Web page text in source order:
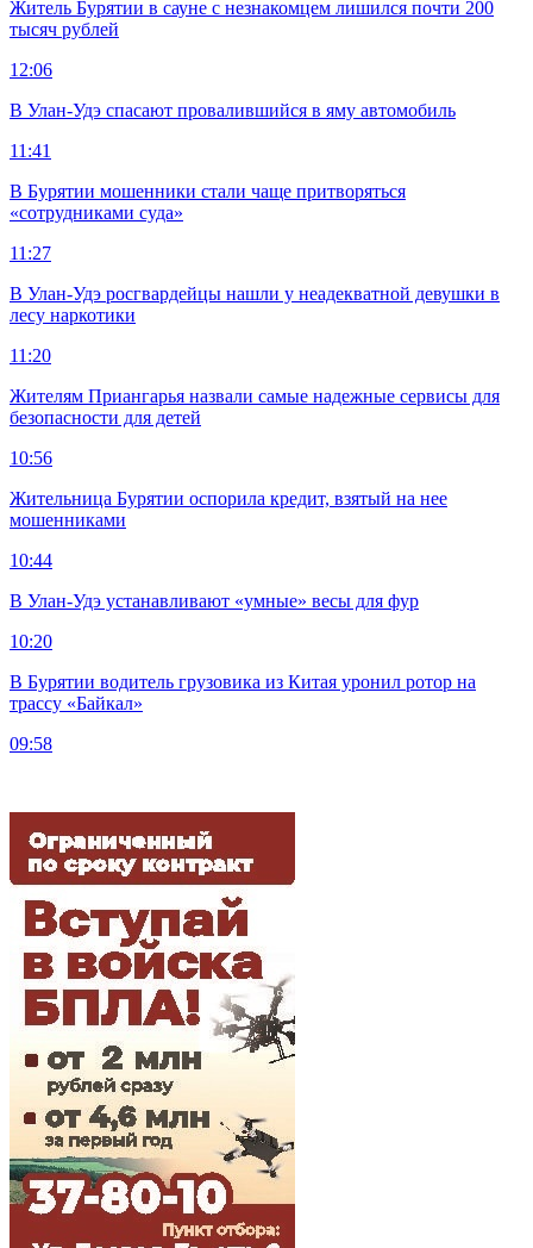
Житель Бурятии в сауне с незнакомцем лишился почти 200
тысяч рублей
12:06
В Улан-Удэ спасают провалившийся в яму автомобиль
11:41
В Бурятии мошенники стали чаще притворяться
«сотрудниками суда»
11:27
В Улан-Удэ росгвардейцы нашли у неадекватной девушки в
лесу наркотики
11:20
Жителям Приангарья назвали самые надежные сервисы для
безопасности для детей
10:56
Жительница Бурятии оспорила кредит, взятый на нее
мошенниками
10:44
В Улан-Удэ устанавливают «умные» весы для фур
10:20
В Бурятии водитель грузовика из Китая уронил ротор на
трассу «Байкал»
09:58